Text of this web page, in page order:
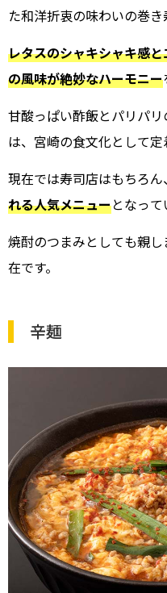
た和洋折衷の味わいの巻き
レタスのシャキシャキ感
の風味が絶妙なハーモニー
甘酸っぱい酢飯とパリパ
は、宮崎の食文化として定
現在では寿司店はもちろん、
れる人気メニューとなって
焼酎のつまみとしても親
在です。
辛麺